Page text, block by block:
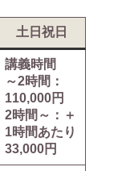
土日祝日
講義時間
～2時間：
110,000円
2時間～：＋
1時間あたり
33,000円